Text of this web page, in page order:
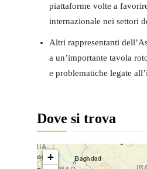
piattaforme volte a
internazionale nei settori
Altri rappresentanti
a un’importante tavola
e problematiche legate
Dove si trova